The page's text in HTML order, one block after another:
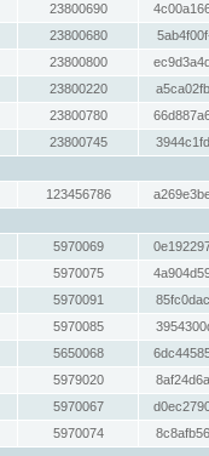
23800690
23800680
23800800
23800220
23800780
23800745
123456786
5970069
5970075
5970091
5970085
5650068
5979020
5970067
5970074